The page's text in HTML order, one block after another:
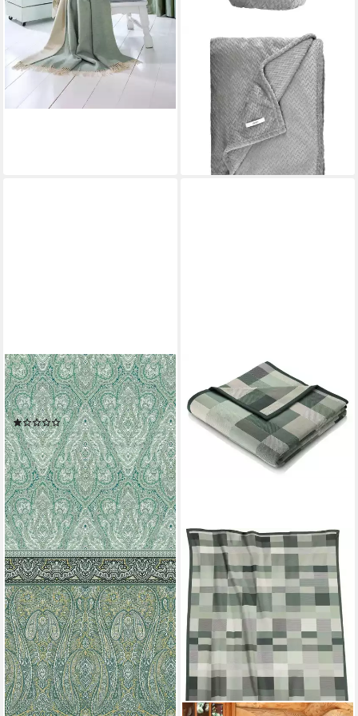
ESPRIT
Tagesdecke COMFY-2
Wohndecke Set, 140 x 190
cm in Grau
29,99 €
lieferbar - in 3-4 Werktagen bei dir
FLEURESSE
Plaid Plaid, Mako Satin, in Gr.
180x270 cm, Plaid
(1)
72,49 €
lieferbar - in 8-10 Werktagen bei
dir